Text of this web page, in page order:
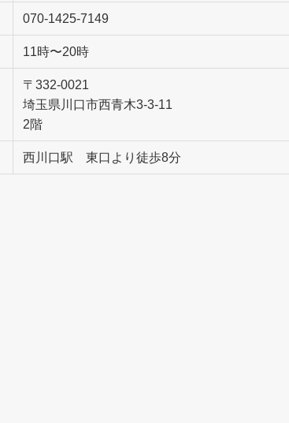
070-1425-7149
11時〜20時
〒332-0021
埼玉県川口市西青木3-3-11
2階
西川口駅 東口より徒歩8分